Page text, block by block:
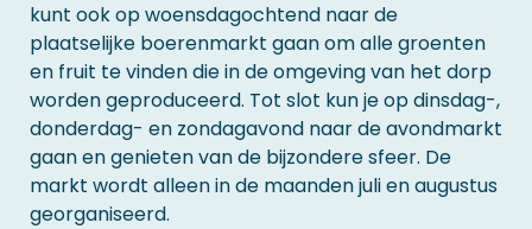
kunt ook op woensdagochtend naar de
plaatselijke boerenmarkt gaan om alle groenten
en fruit te vinden die in de omgeving van het dorp
worden geproduceerd. Tot slot kun je op dinsdag-,
donderdag- en zondagavond naar de avondmarkt
gaan en genieten van de bijzondere sfeer. De
markt wordt alleen in de maanden juli en augustus
georganiseerd.